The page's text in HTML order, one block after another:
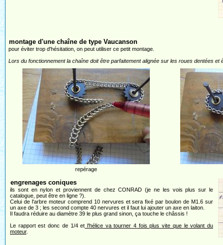
montage d'une chaîne de type Vaucanson
pour éviter trop d'hésitation, on peut utiliser ce petit montage.
Lors du fonctionnement la chaîne doit être parfaitement alignée sur les roues dentées et
repérage
engrenages coniques
ils sont en nylon et proviennent de chez CONRAD (je ne les vois plus sur le
catalogue, peut être en ligne ?).
Celui de l'arbre moteur comprend 10 nervures et sera fixé par boulon de M1.6 sur
un axe de 3 ; les second compte 40 nervures et il faut lui ajouter un axe en laiton.
Il faudra réduire au diamètre 39 le plus grand sinon, ça touche le châssis !
Le rapport est donc de 1/4 et l'hélice va tourner 4 fois plus vite que le volant du
moteur.